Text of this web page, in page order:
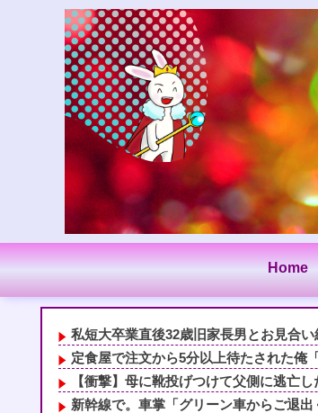
Home
私短大卒業直後32歳旧家長男とお見合
定食屋で注文から5分以上待たされた俺
【衝撃】母に靴投げつけて父側に逃亡
新幹線で。車掌「グリーン車からご退